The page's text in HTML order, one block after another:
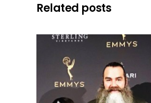
Related posts